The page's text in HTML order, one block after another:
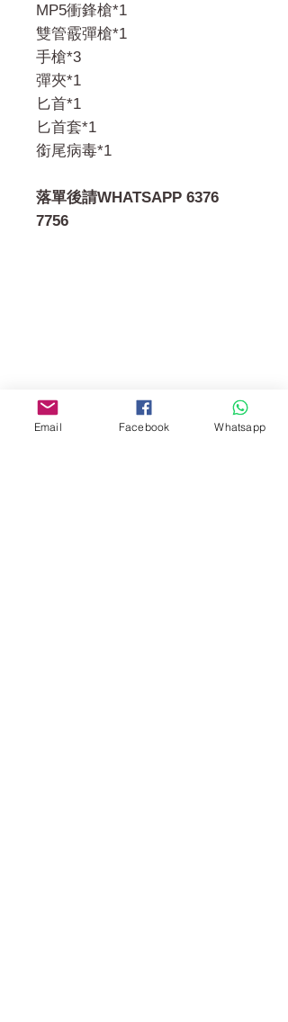
MP5衝鋒槍*1
雙管霰彈槍*1
手槍*3
彈夾*1
匕首*1
匕首套*1
銜尾病毒*1
落單後請WHATSAPP 6376
7756
商場2樓275A
Email Facebook Whatsapp